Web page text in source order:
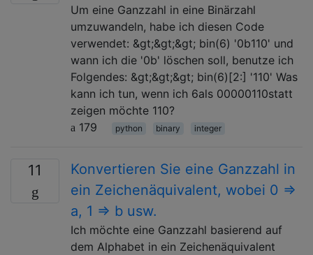
Um eine Ganzzahl in eine Binärzahl
umzuwandeln, habe ich diesen Code
verwendet: &gt;&gt;&gt; bin(6) '0b110' und
wann ich die '0b' löschen soll, benutze ich
Folgendes: &gt;&gt;&gt; bin(6)[2:] '110' Was
kann ich tun, wenn ich 6als 00000110statt
zeigen möchte 110?
179
python binary integer
11
Konvertieren Sie eine Ganzzahl in
ein Zeichenäquivalent, wobei 0 =>
a, 1 => b usw.
Ich möchte eine Ganzzahl basierend auf
dem Alphabet in ein Zeichenäquivalent